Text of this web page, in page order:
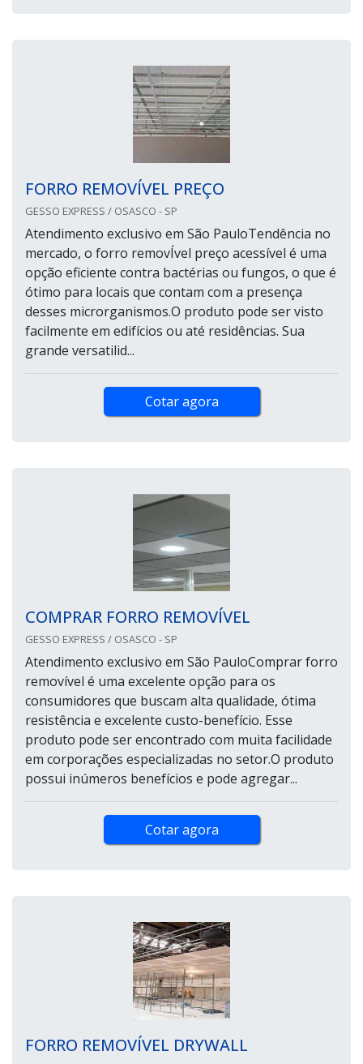
FORRO REMOVÍVEL PREÇO
GESSO EXPRESS / OSASCO - SP
Atendimento exclusivo em São PauloTendência no
mercado, o forro removÍvel preço acessível é uma
opção eficiente contra bactérias ou fungos, o que é
ótimo para locais que contam com a presença
desses microrganismos.O produto pode ser visto
facilmente em edifícios ou até residências. Sua
grande versatilid...
Cotar agora
COMPRAR FORRO REMOVÍVEL
GESSO EXPRESS / OSASCO - SP
Atendimento exclusivo em São PauloComprar forro
removível é uma excelente opção para os
consumidores que buscam alta qualidade, ótima
resistência e excelente custo-benefício. Esse
produto pode ser encontrado com muita facilidade
em corporações especializadas no setor.O produto
possui inúmeros benefícios e pode agregar...
Cotar agora
FORRO REMOVÍVEL DRYWALL